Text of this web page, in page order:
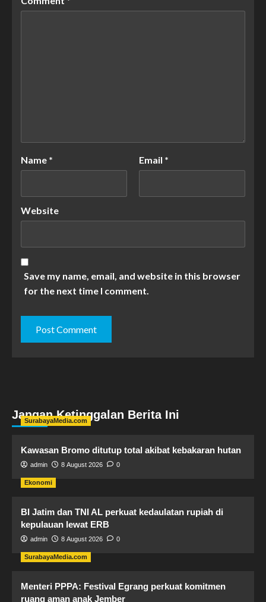
Name * Email *
Website
Save my name, email, and website in this browser
for the next time I comment.
Jangan Ketinggalan Berita Ini
SurabayaMedia.com
Kawasan Bromo ditutup total akibat kebakaran hutan
admin 8 August 2026 0
Ekonomi
BI Jatim dan TNI AL perkuat kedaulatan rupiah di
kepulauan lewat ERB
admin 8 August 2026 0
SurabayaMedia.com
Menteri PPPA: Festival Egrang perkuat komitmen
ruang aman anak Jember